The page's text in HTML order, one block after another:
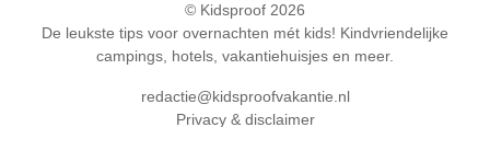
© Kidsproof 2026
De leukste tips voor overnachten mét kids! Kindvriendelijke
campings, hotels, vakantiehuisjes en meer.
redactie@kidsproofvakantie.nl
Privacy & disclaimer